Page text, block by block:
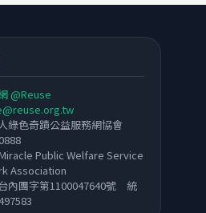
@Reuse
綠色奇蹟公益服務網協會
Public Welfare Service
Association
內團字第1100047640號 統